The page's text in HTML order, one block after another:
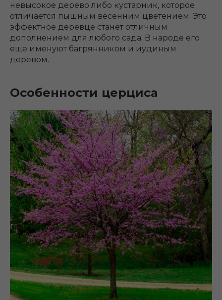
невысокое дерево либо кустарник, которое
отличается пышным весенним цветением. Это
эффектное деревце станет отличным
дополнением для любого сада. В народе его
еще именуют багрянником и иудиным
деревом.
Особенности церциса